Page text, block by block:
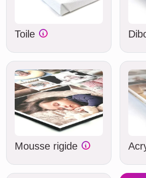
Toile
Mousse rigide